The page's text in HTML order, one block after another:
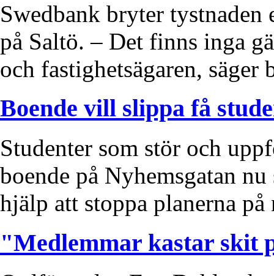
Swedbank bryter tystnaden
på Saltö. – Det finns inga
och fastighetsägaren,
Boende vill slippa få
Studenter som stör och
boende på Nyhemsgatan
hjälp att stoppa planerna på
"Medlemmar kastar skit